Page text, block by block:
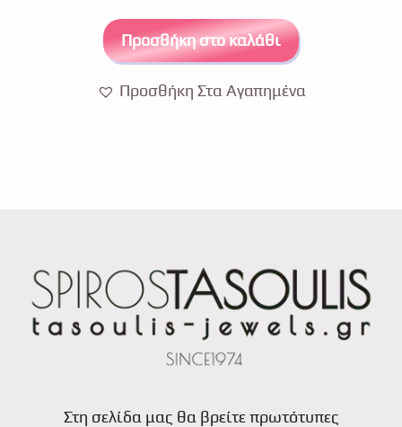
5
Προσθήκη στο καλάθι
Προσθήκη Στα Αγαπημένα
Στη σελίδα μας θα βρείτε πρωτότυπες